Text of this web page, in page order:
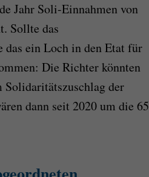
Jahr Soli-Einnahmen von
Sollte das
das ein Loch in den Etat für
Die Richter könnten
Solidaritätszuschlag der
dann seit 2020 um die 65